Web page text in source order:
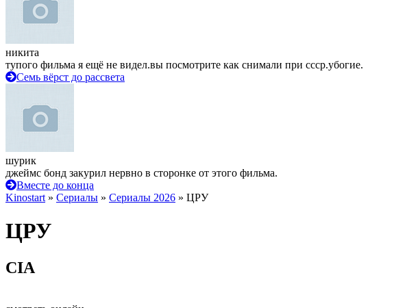
никита
тупого фильма я ещё не видел.вы посмотрите как снимали при ссср.убогие.
Семь вёрст до рассвета
шурик
джеймс бонд закурил нервно в сторонке от этого фильма.
Вместе до конца
Kinostart » Сериалы » Сериалы 2026 » ЦРУ
ЦРУ
CIA